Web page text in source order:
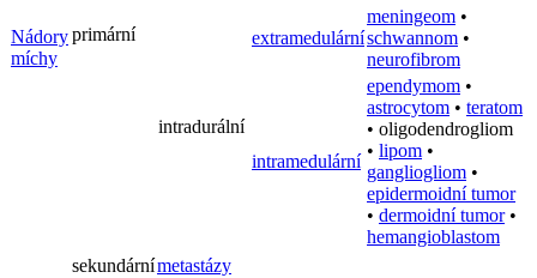
Nádory
míchy
primární
intradurální
extramedulární
meningeom •
schwannom •
neurofibrom
intramedulární
ependymom •
astrocytom • teratom
• oligodendrogliom
• lipom •
gangliogliom •
epidermoidní tumor
• dermoidní tumor•
hemangioblastom
sekundárnímetastázy